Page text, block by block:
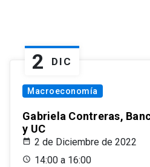
2 DIC
Macroeconomía
Gabriela Contreras,
y UC
2 de Diciembre de 2022
14:00 a 16:00